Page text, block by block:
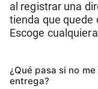
al registrar una
tienda que quede
Escoge
¿Qué pasa si no
entrega?